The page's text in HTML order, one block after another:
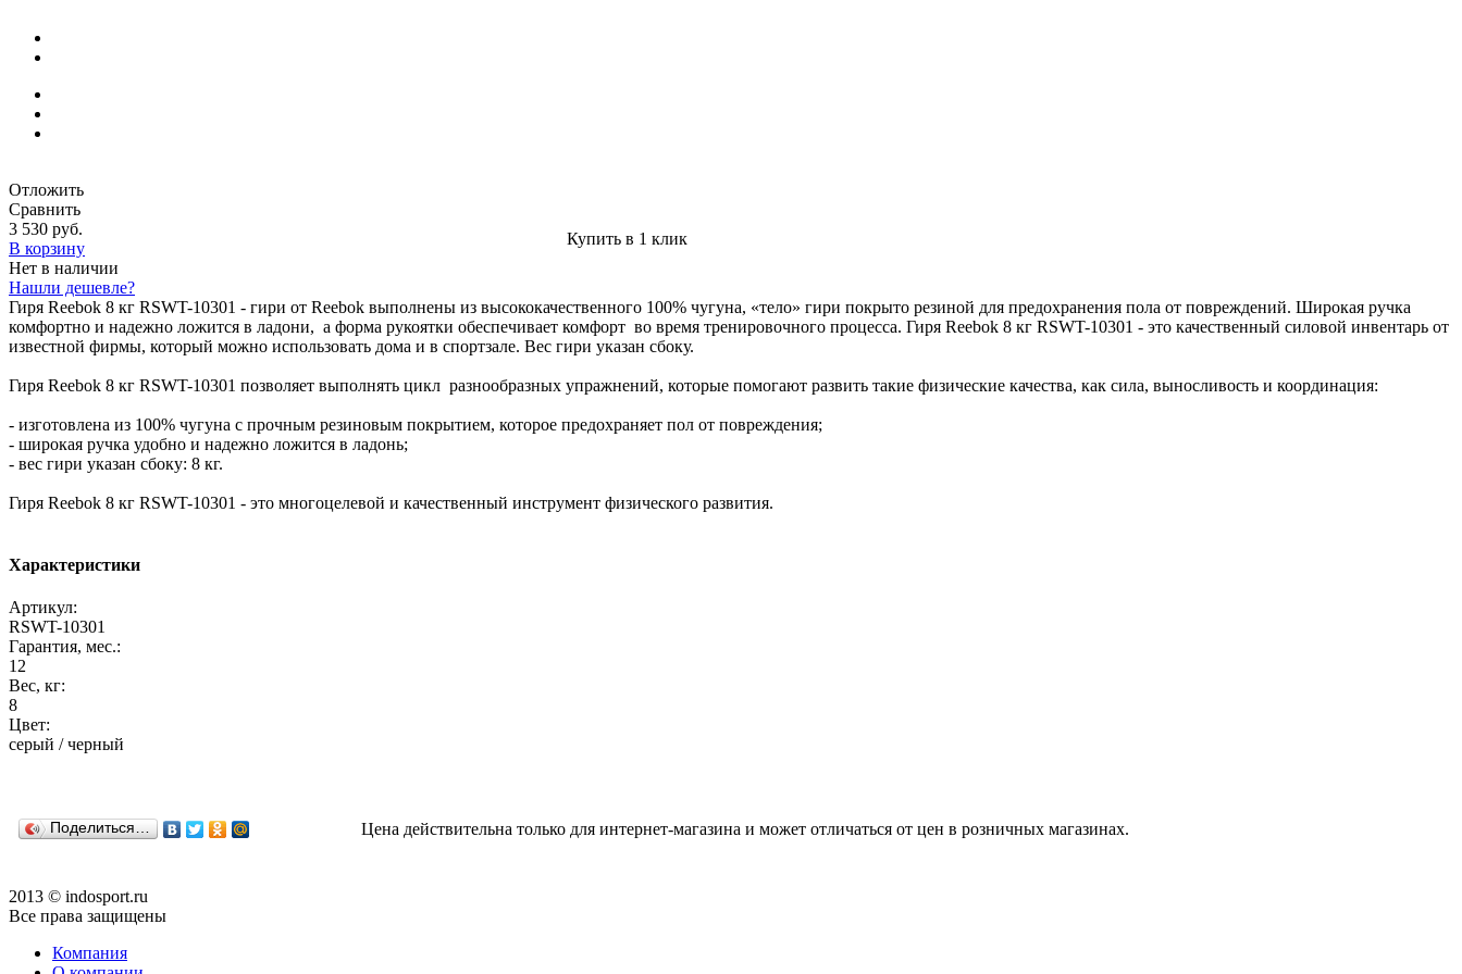
Отложить
Сравнить
3 530 руб.
В корзину
Купить в 1 клик
Нет в наличии
Нашли дешевле?
Гиря Reebok 8 кг RSWT-10301 - гири от Reebok выполнены из высококачественного 100% чугуна, «тело» гири покрыто резиной для предохранения пола от повреждений. Широкая ручка
комфортно и надежно ложится в ладони, а форма рукоятки обеспечивает комфорт во время тренировочного процесса. Гиря Reebok 8 кг RSWT-10301 - это качественный силовой инвентарь от
известной фирмы, который можно использовать дома и в спортзале. Вес гири указан сбоку.
Гиря Reebok 8 кг RSWT-10301 позволяет выполнять цикл разнообразных упражнений, которые помогают развить такие физические качества, как сила, выносливость и координация:
- изготовлена из 100% чугуна с прочным резиновым покрытием, которое предохраняет пол от повреждения;
- широкая ручка удобно и надежно ложится в ладонь;
- вес гири указан сбоку: 8 кг.
Гиря Reebok 8 кг RSWT-10301 - это многоцелевой и качественный инструмент физического развития.
Характеристики
Артикул:
RSWT-10301
Гарантия, мес.:
12
Вес, кг:
8
Цвет:
серый / черный
Поделиться… Цена действительна только для интернет-магазина и может отличаться от цен в розничных магазинах.
2013 © indosport.ru
Все права защищены
Компания